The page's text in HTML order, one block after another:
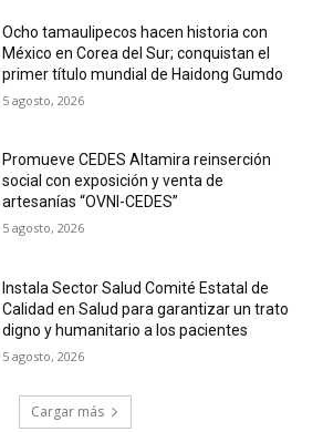
Ocho tamaulipecos hacen historia con
México en Corea del Sur; conquistan el
primer título mundial de Haidong Gumdo
5 agosto, 2026
Promueve CEDES Altamira reinserción
social con exposición y venta de
artesanías “OVNI-CEDES”
5 agosto, 2026
Instala Sector Salud Comité Estatal de
Calidad en Salud para garantizar un trato
digno y humanitario a los pacientes
5 agosto, 2026
Cargar más